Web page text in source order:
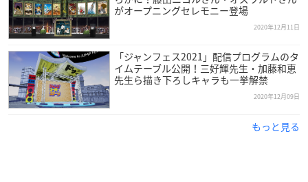
がオープニングセレモニー登場
2020年12月11日
「ジャンフェス2021」配信プログラムのタ
イムテーブル公開！三好輝先生・加藤和恵
先生ら描き下ろしキャラも一挙解禁
2020年12月09日
もっと見る